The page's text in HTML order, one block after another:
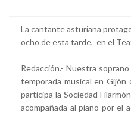
La cantante asturiana
ocho de esta tarde, en el
Redacción.- Nuestra
temporada musical en Gijón
participa la Sociedad
acompañada al piano por el